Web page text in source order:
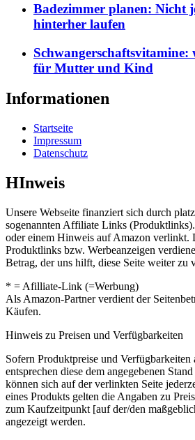
Badezimmer planen: Nicht
hinterher laufen
Schwangerschaftsvitamine:
für Mutter und Kind
Informationen
Startseite
Impressum
Datenschutz
HInweis
Unsere Webseite finanziert sich durch
sogenannten Affiliate Links
oder einem Hinweis auf Amazon verlinkt.
Produktlinks bzw. Werbeanzeigen
Betrag, der uns hilft, diese Seite weiter zu
* = Afilliate-Link (=Werbung)
Als Amazon-Partner verdient der
Käufen.
Hinweis zu Preisen und Verfügbarkeiten
Sofern Produktpreise und Verfügbarkeiten
entsprechen diese dem angegebenen
können sich auf der verlinkten Seite
eines Produkts gelten die Angaben zu
zum Kaufzeitpunkt [auf der/den
angezeigt werden.